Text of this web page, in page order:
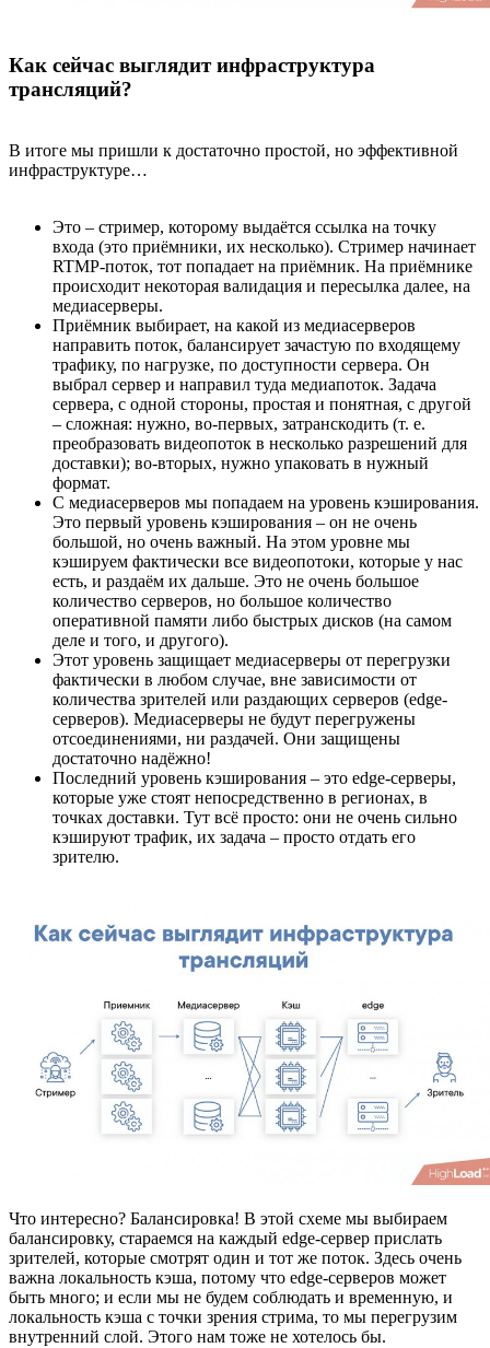
Как сейчас выглядит инфраструктура
трансляций?
В итоге мы пришли к достаточно простой, но эффективной
инфраструктуре…
Это – стример, которому выдаётся ссылка на точку
входа (это приёмники, их несколько). Стример начинает
RTMP-поток, тот попадает на приёмник. На приёмнике
происходит некоторая валидация и пересылка далее, на
медиасерверы.
Приёмник выбирает, на какой из медиасерверов
направить поток, балансирует зачастую по входящему
трафику, по нагрузке, по доступности сервера. Он
выбрал сервер и направил туда медиапоток. Задача
сервера, с одной стороны, простая и понятная, с другой
– сложная: нужно, во-первых, затранскодить (т. е.
преобразовать видеопоток в несколько разрешений для
доставки); во-вторых, нужно упаковать в нужный
формат.
С медиасерверов мы попадаем на уровень кэширования.
Это первый уровень кэширования – он не очень
большой, но очень важный. На этом уровне мы
кэшируем фактически все видеопотоки, которые у нас
есть, и раздаём их дальше. Это не очень большое
количество серверов, но большое количество
оперативной памяти либо быстрых дисков (на самом
деле и того, и другого).
Этот уровень защищает медиасерверы от перегрузки
фактически в любом случае, вне зависимости от
количества зрителей или раздающих серверов (edge-
серверов). Медиасерверы не будут перегружены
отсоединениями, ни раздачей. Они защищены
достаточно надёжно!
Последний уровень кэширования – это edge-серверы,
которые уже стоят непосредственно в регионах, в
точках доставки. Тут всё просто: они не очень сильно
кэшируют трафик, их задача – просто отдать его
зрителю.
Что интересно? Балансировка! В этой схеме мы выбираем
балансировку, стараемся на каждый edge-сервер прислать
зрителей, которые смотрят один и тот же поток. Здесь очень
важна локальность кэша, потому что edge-серверов может
быть много; и если мы не будем соблюдать и временную, и
локальность кэша с точки зрения стрима, то мы перегрузим
внутренний слой. Этого нам тоже не хотелось бы.